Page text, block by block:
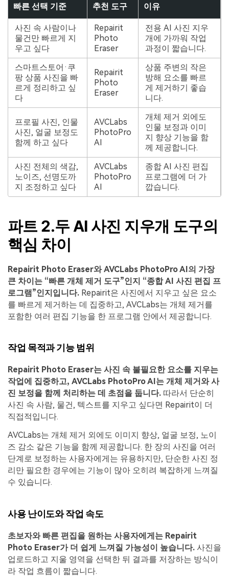
빠른 선택 기준 추천 도구 이유
사진 속 사람이나
물건만 빠르게 지
우고 싶다
Repairit
Photo
Eraser
전용 AI 사진 지우
개에 가까워 작업
과정이 짧습니다.
스마트스토어·쿠
팡 상품 사진을 빠
르게 정리하고 싶
다
Repairit
Photo
Eraser
상품 주변의 작은
방해 요소를 빠르
게 제거하기 좋습
니다.
프로필 사진, 인물
사진, 얼굴 보정도
함께 하고 싶다
AVCLabs
PhotoPro
AI
개체 제거 외에도
인물 보정과 이미
지 향상 기능을 함
께 제공합니다.
사진 전체의 색감,
노이즈, 선명도까
지 조정하고 싶다
AVCLabs
PhotoPro
AI
종합 AI 사진 편집
프로그램에 더 가
깝습니다.
파트 2.두 AI 사진 지우개 도구의
핵심 차이
Repairit Photo Eraser와 AVCLabs PhotoPro AI의 가장
큰 차이는 “빠른 개체 제거 도구”인지 “종합 AI 사진 편집 프
로그램”인지입니다. Repairit은 사진에서 지우고 싶은 요소
를 빠르게 제거하는 데 집중하고, AVCLabs는 개체 제거를
포함한 여러 편집 기능을 한 프로그램 안에서 제공합니다.
작업 목적과 기능 범위
Repairit Photo Eraser는 사진 속 불필요한 요소를 지우는
작업에 집중하고, AVCLabs PhotoPro AI는 개체 제거와 사
진 보정을 함께 처리하는 데 초점을 둡니다. 따라서 단순히
사진 속 사람, 물건, 텍스트를 지우고 싶다면 Repairit이 더
직접적입니다.
AVCLabs는 개체 제거 외에도 이미지 향상, 얼굴 보정, 노이
즈 감소 같은 기능을 함께 제공합니다. 한 장의 사진을 여러
단계로 보정하는 사용자에게는 유용하지만, 단순한 사진 정
리만 필요한 경우에는 기능이 많아 오히려 복잡하게 느껴질
수 있습니다.
사용 난이도와 작업 속도
초보자와 빠른 편집을 원하는 사용자에게는 Repairit
Photo Eraser가 더 쉽게 느껴질 가능성이 높습니다. 사진을
업로드하고 지울 영역을 선택한 뒤 결과를 저장하는 방식이
라 작업 흐름이 짧습니다.